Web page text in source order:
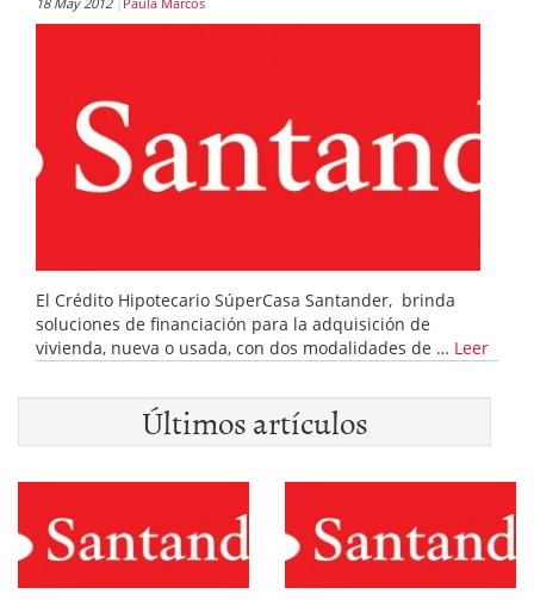
El Crédito Hipotecario SúperCasa Santander, brinda
soluciones de financiación para la adquisición de
vivienda, nueva o usada, con dos modalidades de … Leer
Últimos artículos